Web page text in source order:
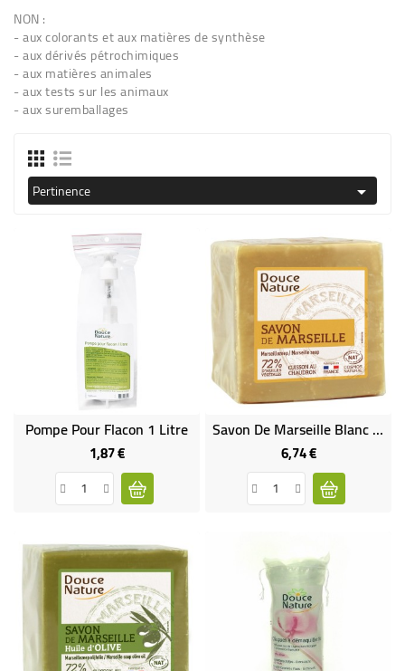
NON :
- aux colorants et aux matières de synthèse
- aux dérivés pétrochimiques
- aux matières animales
- aux tests sur les animaux
- aux suremballages
Pertinence 
Pompe Pour Flacon 1 Litre
1,87 €Prix
Savon De Marseille Blanc Cuit Au Chaudron
6,74 €Prix